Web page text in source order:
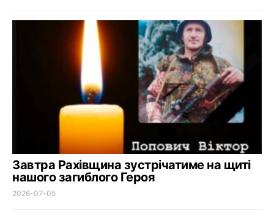
Завтра Рахівщина зустрічатиме на щиті
нашого загиблого Героя
2026-07-05